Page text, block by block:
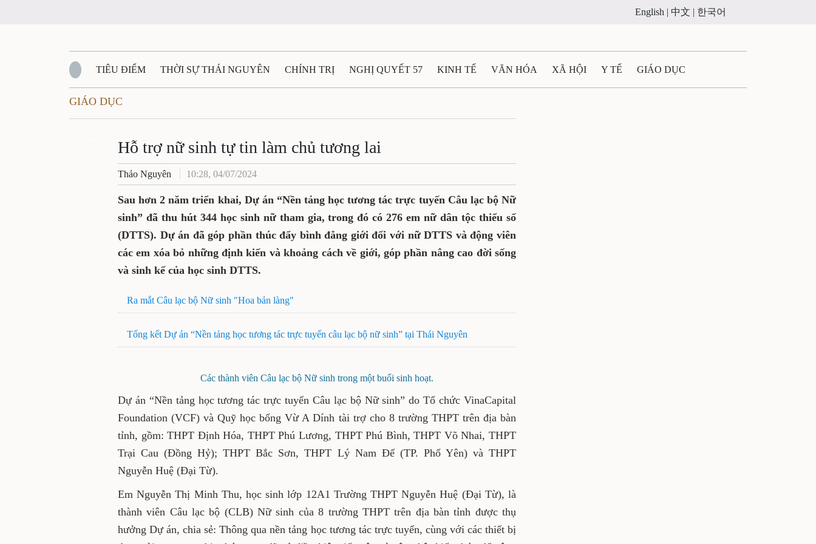
English | 中文 | 한국어
TIÊU ĐIỂM THỜI SỰ THÁI NGUYÊN CHÍNH TRỊ NGHỊ QUYẾT 57 KINH TẾ VĂN HÓA XÃ HỘI Y TẾ GIÁO DỤC
QUỐC PHÒNG - AN NINH
QUÊ HƯƠNG - ĐẤT NƯỚC QUỐC TẾ TÀI NGUYÊN - MÔI TRƯỜNG
VĂN BẢN, CHÍNH SÁCH MỚI VĂN NGHỆ THÁI NGUYÊN
GIÁO DỤC
Hỗ trợ nữ sinh tự tin làm chủ tương lai
Thảo Nguyên 10:28, 04/07/2024
Sau hơn 2 năm triển khai, Dự án “Nền tảng học tương tác trực tuyến Câu lạc bộ Nữ
sinh” đã thu hút 344 học sinh nữ tham gia, trong đó có 276 em nữ dân tộc thiểu số
(DTTS). Dự án đã góp phần thúc đẩy bình đẳng giới đối với nữ DTTS và động viên
các em xóa bỏ những định kiến và khoảng cách về giới, góp phần nâng cao đời sống
và sinh kế của học sinh DTTS.
Ra mắt Câu lạc bộ Nữ sinh "Hoa bản làng"
Tổng kết Dự án “Nền tảng học tương tác trực tuyến câu lạc bộ nữ sinh” tại Thái Nguyên
Các thành viên Câu lạc bộ Nữ sinh trong một buổi sinh hoạt.
Dự án “Nền tảng học tương tác trực tuyến Câu lạc bộ Nữ sinh” do Tổ chức VinaCapital
Foundation (VCF) và Quỹ học bổng Vừ A Dính tài trợ cho 8 trường THPT trên địa bàn
tỉnh, gồm: THPT Định Hóa, THPT Phú Lương, THPT Phú Bình, THPT Võ Nhai, THPT
Trại Cau (Đồng Hỷ); THPT Bắc Sơn, THPT Lý Nam Đế (TP. Phổ Yên) và THPT
Nguyễn Huệ (Đại Từ).
Em Nguyễn Thị Minh Thu, học sinh lớp 12A1 Trường THPT Nguyễn Huệ (Đại Từ), là
thành viên Câu lạc bộ (CLB) Nữ sinh của 8 trường THPT trên địa bàn tỉnh được thụ
hưởng Dự án, chia sẻ: Thông qua nền tảng học tương tác trực tuyến, cùng với các thiết bị